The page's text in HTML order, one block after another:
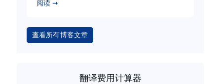
阅读 ➞
查看所有博客文章
翻译费用计算器